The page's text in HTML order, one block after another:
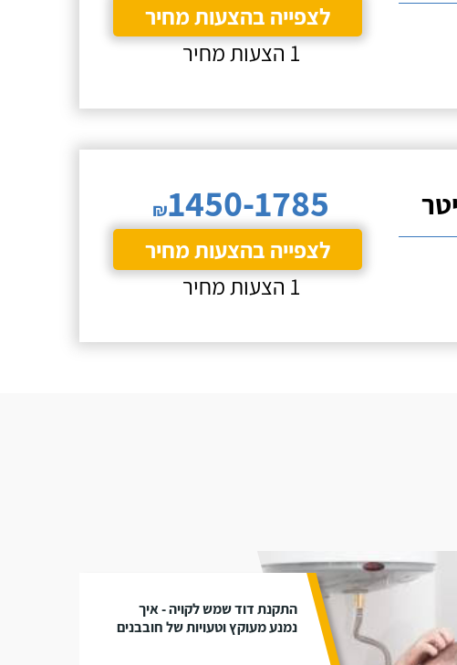
לצפייה בהצעות מחיר
1 הצעות מחיר
₪1450-1785
לצפייה בהצעות מחיר
1 הצעות מחיר
התקנת דוד שמש לקויה - איך
נמנע מעוקץ וטעויות של חובבנים